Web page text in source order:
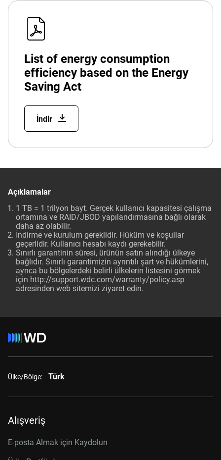
List of energy consumption
efficiency based on the Energy
Saving Act
İndir
Açıklamalar
1 TB = 1 trilyon bayt. Gerçek kullanıcı kapasitesi çalışma
ortamına ve RAID/JBOD yapılandırmasına bağlı olarak
daha az olabilir.
İndirme ve kurulum gereklidir. Hüküm ve koşullar
geçerlidir. Kullanıcı hesabı kaydı gerekebilir.
Sınırlı garantinin süresi, ürünün satın alındığı ülkeye
bağlıdır. Sınırlı garantimizin ayrıntılı şart ve hükümlerini,
ayrıca bu bölgelerdeki belirli ülkelerin listesini görmek
için http://support.wdc.com/warranty/policy.asp
adresinden web sitemizi ziyaret edin.
Ülke/Bölge: Türk
Alışveriş
E-posta Almak için Kaydolun